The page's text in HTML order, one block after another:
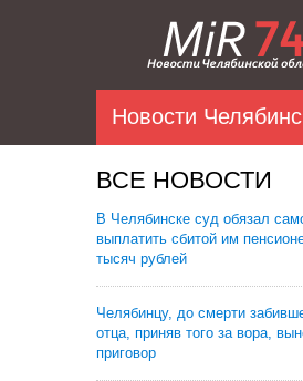
Новости
ВСЕ НОВОСТИ
В Челябинске суд обязал
выплатить сбитой им
тысяч рублей
Челябинцу, до смерти
отца, приняв того за вора,
приговор